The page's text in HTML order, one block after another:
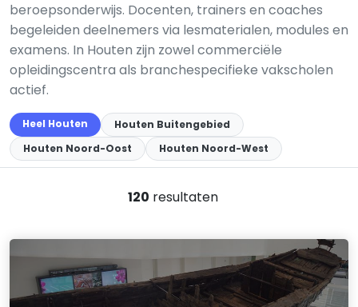
beroepsonderwijs. Docenten, trainers en coaches
begeleiden deelnemers via lesmaterialen, modules en
examens. In Houten zijn zowel commerciële
opleidingscentra als branchespecifieke vakscholen
actief.
Heel Houten
Houten Buitengebied
Houten Noord-Oost
Houten Noord-West
120 resultaten